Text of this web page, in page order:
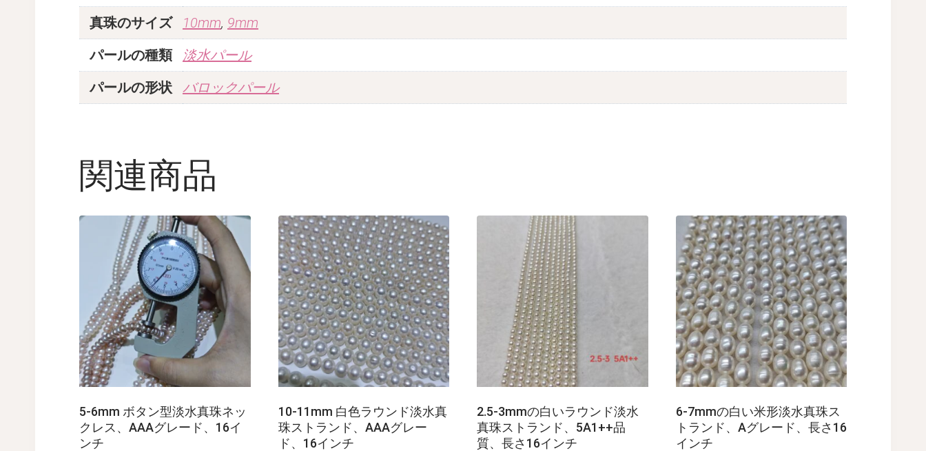
真珠のサイズ
10mm, 9mm
パールの種類
淡水パール
パールの形状
バロックパール
関連商品
5-6mm ボタン型淡水真珠ネッ
クレス、AAAグレード、16イ
ンチ
10-11mm 白色ラウンド淡水真
珠ストランド、AAAグレー
ド、16インチ
2.5-3mmの白いラウンド淡水
真珠ストランド、5A1++品
質、長さ16インチ
6-7mmの白い米形淡水真珠ス
トランド、Aグレード、長さ16
インチ